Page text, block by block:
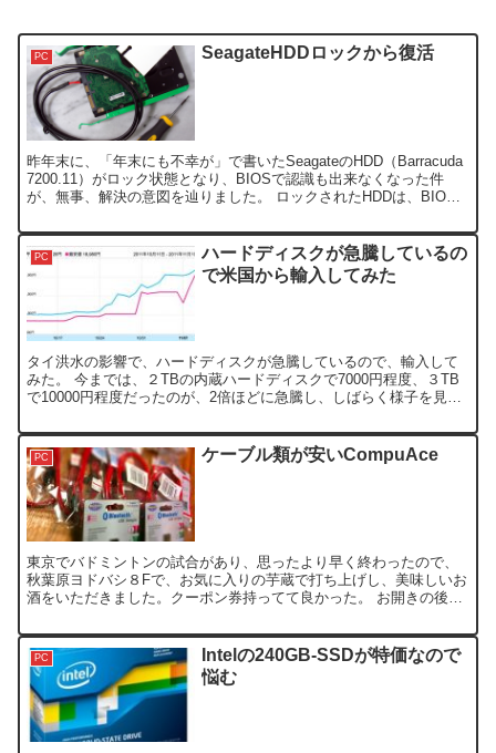
PC SeagateHDDロックから復活
昨年末に、「年末にも不幸が」で書いたSeagateのHDD（Barracuda
7200.11）がロック状態となり、BIOSで認識も出来なくなった件
が、無事、解決の意図を辿りました。 ロックされたHDDは、BIOS
PC
ハードディスクが急騰しているの
で米国から輸入してみた
タイ洪水の影響で、ハードディスクが急騰しているので、輸入して
みた。 今までは、２TBの内蔵ハードディスクで7000円程度、３TB
で10000円程度だったのが、2倍ほどに急騰し、しばらく様子を見よ
PC ケーブル類が安いCompuAce
東京でバドミントンの試合があり、思ったより早く終わったので、
秋葉原ヨドバシ８Fで、お気に入りの芋蔵で打ち上げし、美味しいお
酒をいただきました。クーポン券持ってて良かった。 お開きの後、
PC
Intelの240GB-SSDが特価なので
悩む